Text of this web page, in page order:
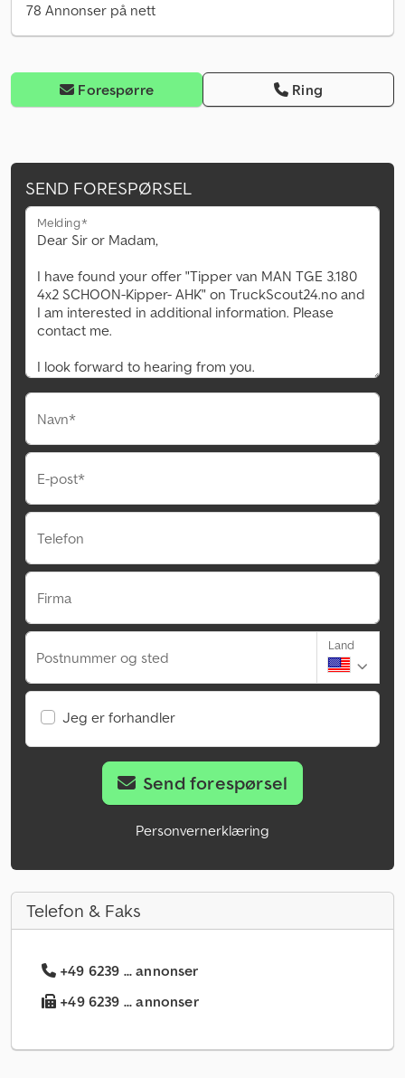
78 Annonser på nett
Forespørre Ring
SEND FORESPØRSEL
Melding*
Navn*
E-post*
Telefon
Firma
Postnummer og sted
Land
Jeg er forhandler
Send forespørsel
Personvernerklæring
Telefon & Faks
+49 6239 ... annonser
+49 6239 ... annonser